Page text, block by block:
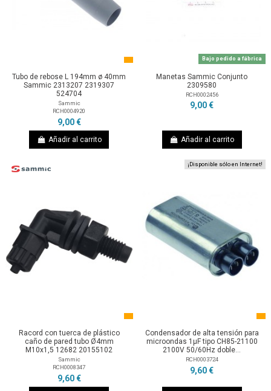
Tubo de rebose L 194mm ø 40mm
Sammic 2313207 2319307
524704
Sammic
RCH0004920
9,00 €
Añadir al carrito
Bajo pedido a fábrica
Manetas Sammic Conjunto
2309580
RCH0002456
9,00 €
Añadir al carrito
Racord con tuerca de plástico
caño de pared tubo Ø4mm
M10x1,5 12682 20155102
Sammic
RCH0008347
9,60 €
¡Disponible sólo en Internet!
Condensador de alta tensión para
microondas 1µF tipo CH85-21100
2100V 50/60Hz doble...
RCH0003724
9,60 €